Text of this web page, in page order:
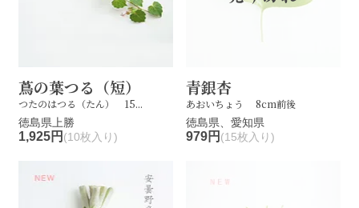
蔦の葉つる（短）
つたのはつる（たん） 15...
徳島県上勝
1,925円 (10枚入り)
青銀杏
あおいちょう 8cm前後
徳島県、愛知県
979円 (15枚入り)